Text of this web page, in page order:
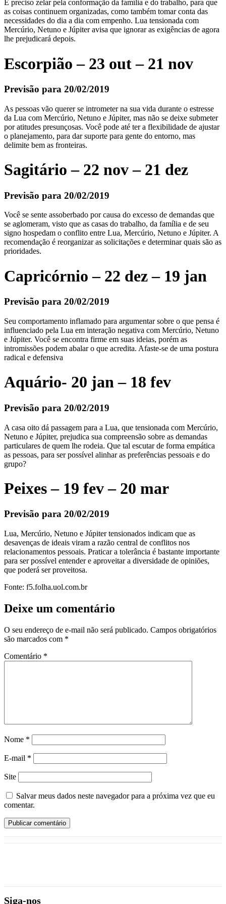
É preciso zelar pela conformação da família e do trabalho, para que
as coisas continuem organizadas, como também tomar conta das
necessidades do dia a dia com empenho. Lua tensionada com
Mercúrio, Netuno e Júpiter avisa que ignorar as exigências de agora
lhe prejudicará depois.
Escorpião – 23 out – 21 nov
Previsão para 20/02/2019
As pessoas vão querer se intrometer na sua vida durante o estresse
da Lua com Mercúrio, Netuno e Júpiter, mas não se deixe submeter
por atitudes presunçosas. Você pode até ter a flexibilidade de ajustar
o planejamento, para dar suporte para gente do entorno, mas
delimite bem as fronteiras.
Sagitário – 22 nov – 21 dez
Previsão para 20/02/2019
Você se sente assoberbado por causa do excesso de demandas que
se aglomeram, visto que as casas do trabalho, da família e de seu
signo hospedam o conflito entre Lua, Mercúrio, Netuno e Júpiter. A
recomendação é reorganizar as solicitações e determinar quais são as
prioridades.
Capricórnio – 22 dez – 19 jan
Previsão para 20/02/2019
Seu comportamento inflamado para argumentar sobre o que pensa é
influenciado pela Lua em interação negativa com Mercúrio, Netuno
e Júpiter. Você se encontra firme em suas ideias, porém as
intromissões podem abalar o que acredita. Afaste-se de uma postura
radical e defensiva
Aquário- 20 jan – 18 fev
Previsão para 20/02/2019
A casa oito dá passagem para a Lua, que tensionada com Mercúrio,
Netuno e Júpiter, prejudica sua compreensão sobre as demandas
particulares de quem lhe rodeia. Que tal escutar de forma empática
as pessoas, para ser possível alinhar as preferências pessoais e do
grupo?
Peixes – 19 fev – 20 mar
Previsão para 20/02/2019
Lua, Mercúrio, Netuno e Júpiter tensionados indicam que as
desavenças de ideais viram a razão central de conflitos nos
relacionamentos pessoais. Praticar a tolerância é bastante importante
para ser possível entender e aproveitar a diversidade de opiniões,
que poderá ser proveitosa.
Fonte: f5.folha.uol.com.br
Deixe um comentário
O seu endereço de e-mail não será publicado. Campos obrigatórios
são marcados com *
Comentário *
Nome *
E-mail *
Site
Salvar meus dados neste navegador para a próxima vez que eu
comentar.
Siga-nos